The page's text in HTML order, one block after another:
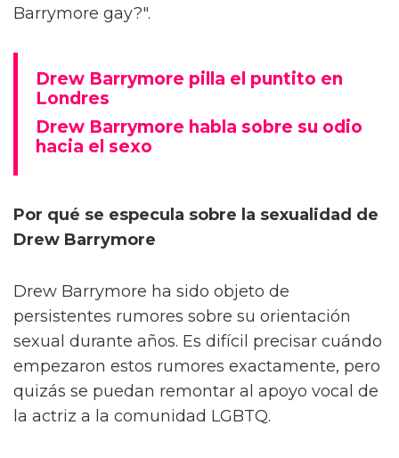
Barrymore gay?".
Drew Barrymore pilla el puntito en
Londres
Drew Barrymore habla sobre su odio
hacia el sexo
Por qué se especula sobre la sexualidad de
Drew Barrymore
Drew Barrymore ha sido objeto de
persistentes rumores sobre su orientación
sexual durante años. Es difícil precisar cuándo
empezaron estos rumores exactamente, pero
quizás se puedan remontar al apoyo vocal de
la actriz a la comunidad LGBTQ.